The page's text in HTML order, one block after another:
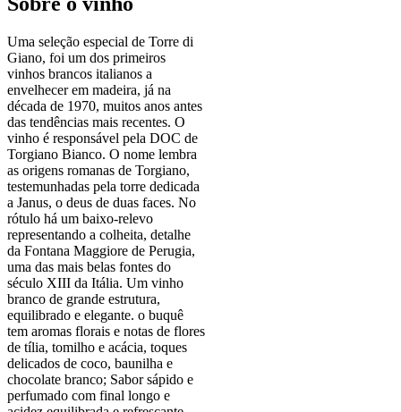
Uma seleção especial de Torre di
Giano, foi um dos primeiros
vinhos brancos italianos a
envelhecer em madeira, já na
década de 1970, muitos anos antes
das tendências mais recentes. O
vinho é responsável pela DOC de
Torgiano Bianco. O nome lembra
as origens romanas de Torgiano,
testemunhadas pela torre dedicada
a Janus, o deus de duas faces. No
rótulo há um baixo-relevo
representando a colheita, detalhe
da Fontana Maggiore de Perugia,
uma das mais belas fontes do
século XIII da Itália. Um vinho
branco de grande estrutura,
equilibrado e elegante. o buquê
tem aromas florais e notas de flores
de tília, tomilho e acácia, toques
delicados de coco, baunilha e
chocolate branco; Sabor sápido e
perfumado com final longo e